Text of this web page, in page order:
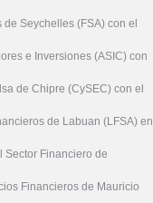
Seychelles (FSA) con el
e Inversiones (ASIC) con
de Chipre (CySEC) con el
de Labuan (LFSA) en
Sector Financiero de
Financieros de Mauricio